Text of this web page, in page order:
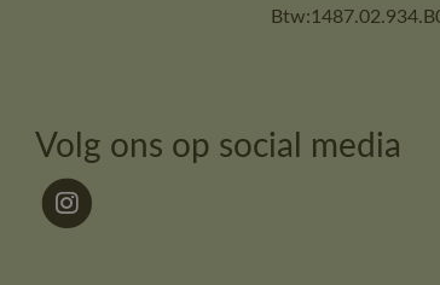
Volg ons op social media